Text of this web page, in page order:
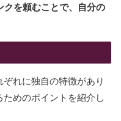
クを頼むことで、自分の
れに独自の特徴があり
めのポイントを紹介し